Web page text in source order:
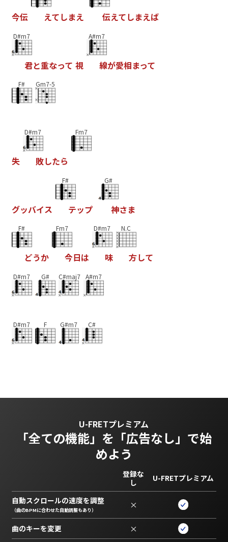
今伝 えてしまえ 伝えてしまえば
D#m7
君と重なって 視
A#m7
線が愛相まって
F# Gm7-5
失
D#m7
敗したら
Fm7
グッバイス
F#
テップ
G#
神さま
F#
どうか
Fm7
今日は
D#m7
味
N.C
方して
D#m7 G# C#maj7 A#m7
D#m7 F G#m7 C#
U-FRETプレミアム
「全ての機能」を 「広告なし」で始
めよう
登録な
し
U-FRETプレミアム
自動スクロールの速度を調整
（曲のBPMに合わせた自動調整もあり） ×
曲のキーを変更 ×